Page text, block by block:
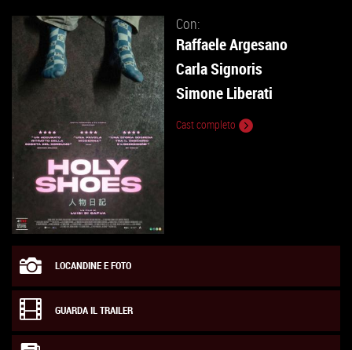
Con:
Raffaele Argesano
Carla Signoris
Simone Liberati
Cast completo
LOCANDINE E FOTO
GUARDA IL TRAILER